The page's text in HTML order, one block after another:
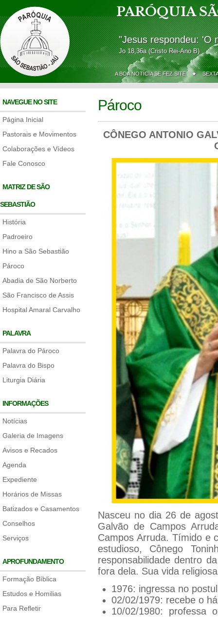
PARÓQUIA
"Jesus respondeu: 'O
Jo 18,36a (Cristo Rei-Ano B)
A BOA NOTÍCIA SE FEZ SITE ★
NAVEGUE NO SITE
Página Inicial
Pastorais e Movimentos
Colaborações e Vídeos
Fale Conosco
MATRIZ DE SÃO
SEBASTIÃO
História
Padroeiro
Hino a São Sebastião
Pároco
Abadia de São Norberto
São Francisco de Assis
Hospital Amaral Carvalho
PALAVRA
Palavra do Pároco
Palavra do Bispo
Liturgia Diária
INFORMAÇÕES
Notícias
Galeria de Imagens
Avisos e Recados
Agenda
Expediente
Horários de Missas
Batizados e Casamentos
Conselhos
Serviços
APROFUNDAMENTO
Formação Bíblica
Estudos e Homilias
Para Refletir
Pároco
CÔNEGO ANTONIO
Nasceu no dia 26 de
Galvão de Campos
Campos Arruda. Tímido e
estudioso, Cônego
responsabilidade dentro
fora dela. Sua vida
1976: ingressa no
02/02/1979: recebe o
10/02/1980: professa